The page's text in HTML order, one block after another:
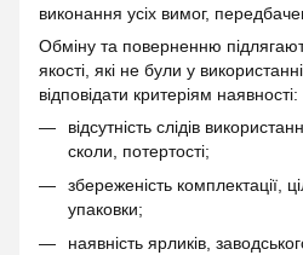
виконання усіх вимог,
Обміну та поверненню
якості, які не були у
відповідати критеріям наявності:
відсутність слідів
сколи, потертості;
збереженість комплектації,
упаковки;
наявність ярликів,